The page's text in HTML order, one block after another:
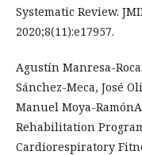
Systematic Review.
2020;8(11):e17957.
Agustín Manresa-
Sánchez-Meca, José
Manuel Moya-
Rehabilitation
Cardiorespiratory